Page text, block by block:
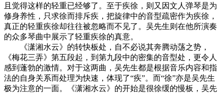
且觉得这样的轻重已经够了。至于疾徐，则又因文人弹琴是为
修身养性，只求徐而排斥疾，把旋律中的音型疏密作为疾徐，
真正的轻重疾徐却往往被忽略而不见了。吴先生则在他所演奏
的众多琴曲中展示了轻重疾徐的真意。
《潇湘水云》的转快板处，自不必说其奔腾动荡之势，
《梅花三弄》第五段起，到第九段中的密集的音型处，更令人
感到蓬勃的激情。对于这两曲，吴先生都是根据音乐内容和指
法的自身关系而处理为快速，体现了“疾”。而“徐”亦是吴先生
极为注意的一面。《潇湘水云》的开始是很徐缓的慢板，吴先